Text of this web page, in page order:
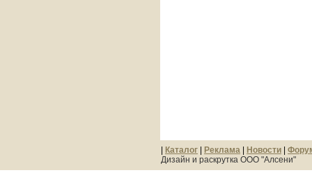
Каталог Реклама Новости
Дизайн и раскрутка ООО "Алсени"